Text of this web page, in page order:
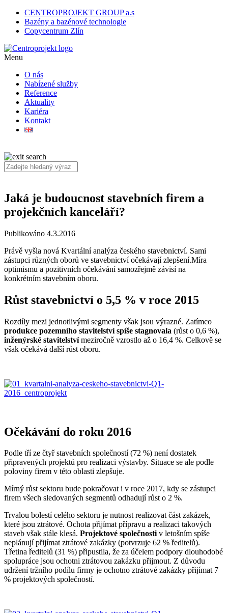
CENTROPROJEKT GROUP a.s
Bazény a bazénové technologie
Copycentrum Zlín
Menu
O nás
Nabízené služby
Reference
Aktuality
Kariéra
Kontakt
Jaká je budoucnost stavebních firem a
projekčních kanceláří?
Publikováno 4.3.2016
Právě vyšla nová Kvartální analýza českého stavebnictví. Sami
zástupci různých oborů ve stavebnictví očekávají zlepšení.Míra
optimismu a pozitivních očekávání samozřejmě závisí na
konkrétním stavebním oboru.
Růst stavebnictví o 5,5 % v roce 2015
Rozdíly mezi jednotlivými segmenty však jsou výrazné. Zatímco
produkce pozemního stavitelství spíše stagnovala (růst o 0,6 %),
inženýrské stavitelstvímeziročně vzrostlo až o 16,4 %. Celkově se
však očekává další růst oboru.
Očekávání do roku 2016
Podle tří ze čtyř stavebních společností (72 %) není dostatek
připravených projektů pro realizaci výstavby. Situace se ale podle
poloviny firem v této oblasti zlepšuje.
Mírný růst sektoru bude pokračovat i v roce 2017, kdy se zástupci
firem všech sledovaných segmentů odhadují růst o 2 %.
Trvalou bolestí celého sektoru je nutnost realizovat část zakázek,
které jsou ztrátové. Ochota přijímat přípravu a realizaci takových
staveb však stále klesá. Projektové společnostiv letošním spíše
neplánují přijímat ztrátové zakázky (potvrzuje 62 % ředitelů).
Třetina ředitelů (31 %) připustila, že za účelem podpory dlouhodobé
spolupráce jsou ochotni ztrátovou zakázku přijmout. Z důvodu
udržení tržního podílu firmy je ochotno ztrátové zakázky přijímat 7
% projektových společností.